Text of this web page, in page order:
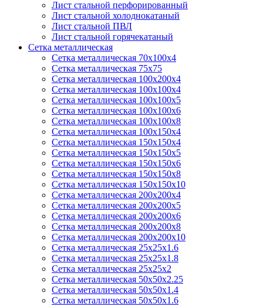
Лист стальной перфорированный
Лист стальной холоднокатаный
Лист стальной ПВЛ
Лист стальной горячекатаный
Сетка металлическая
Сетка металлическая 70х100х4
Сетка металлическая 75х75
Сетка металлическая 100х200х4
Сетка металлическая 100х100х4
Сетка металлическая 100х100х5
Сетка металлическая 100х100х6
Сетка металлическая 100х100х8
Сетка металлическая 100х150х4
Сетка металлическая 150х150х4
Сетка металлическая 150х150х5
Сетка металлическая 150х150х6
Сетка металлическая 150х150х8
Сетка металлическая 150х150х10
Сетка металлическая 200х200х4
Сетка металлическая 200х200х5
Сетка металлическая 200х200x6
Сетка металлическая 200х200х8
Сетка металлическая 200х200х10
Сетка металлическая 25х25х1.6
Сетка металлическая 25х25х1.8
Сетка металлическая 25х25х2
Сетка металлическая 50х50х2.25
Сетка металлическая 50х50х1.4
Сетка металлическая 50х50х1.6